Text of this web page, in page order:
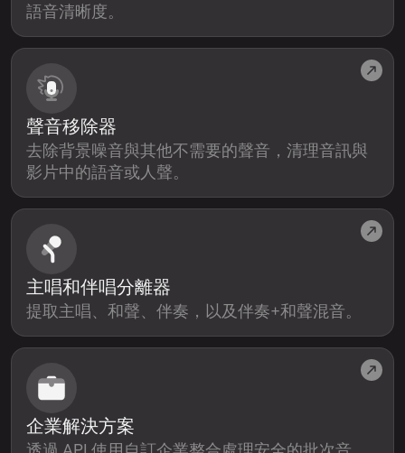
聲音移除器
去除背景噪音與其他不需要的聲音，清理音訊與
影片中的語音或人聲。
企業解決方案
語音清晰度。
主唱和伴唱分離器
提取主唱、和聲、伴奏，以及伴奏+和聲混音。